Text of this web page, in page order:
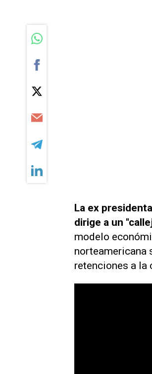
La ex
dirige a un
modelo
norteamericana
retenciones a la